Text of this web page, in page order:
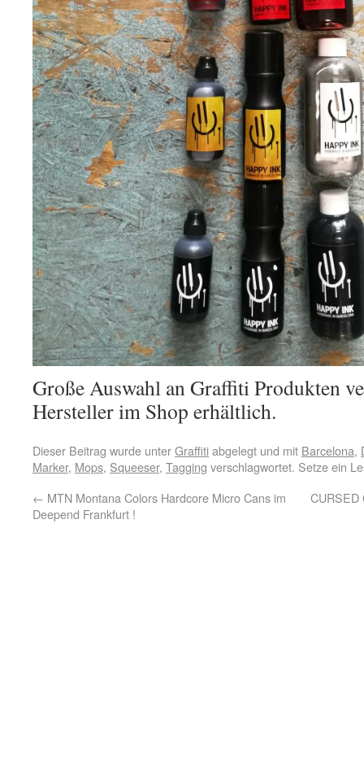
Große Auswahl an Graffiti Produkten
Hersteller im Shop erhältlich.
Dieser Beitrag wurde unterGraffitiabgelegt und mit Barcelona,
Marker, Mops, Squeeser, Tagging verschlagwortet. Setze ein
← MTN Montana Colors Hardcore Micro Cans im
Deepend Frankfurt !
CURSED